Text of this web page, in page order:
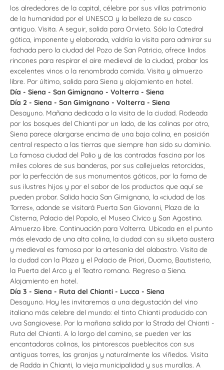
los alrededores de la capital, célebre por sus villas patrimonio
de la humanidad por el UNESCO y la belleza de su casco
antiguo. Visita. A seguir, salida para Orvieto. Sólo la Catedral
gótica, imponente y elaborada, valdría la visita para admirar su
fachada pero la ciudad del Pozo de San Patricio, ofrece lindos
rincones para respirar el aire medieval de la ciudad, probar los
excelentes vinos o la renombrada comida. Visita y almuerzo
libre. Por último, salida para Siena y alojamiento en hotel.
Día - Siena - San Gimignano - Volterra - Siena
Día 2 - Siena - San Gimignano - Volterra - Siena
Desayuno. Mañana dedicada a la visita de la ciudad. Rodeada
por los bosques del Chianti por un lado, de las colinas por otro,
Siena parece alargarse encima de una baja colina, en posición
central respecto a las tierras que siempre han sido su dominio.
La famosa ciudad del Palio y de las contradas fascina por los
miles colores de sus banderas, por sus callejuelas retorcidas,
por la perfección de sus monumentos góticos, por la fama de
sus ilustres hijos y por el sabor de los productos que aquí se
pueden probar. Salida hacia San Gimignano, la «ciudad de las
Torres», adonde se visitará Puerta San Giovanni, Plaza de la
Cisterna, Palacio del Popolo, el Museo Cívico y San Agostino.
Almuerzo libre. Continuación para Volterra. Ubicada en el punto
más elevado de una alta colina, la ciudad con su silueta austera
y medieval es famosa por la artesanía del alabastro. Visita de
la ciudad con la Plaza y el Palacio de Priori, Duomo, Bautisterio,
la Puerta del Arco y el Teatro romano. Regreso a Siena.
Alojamiento en hotel.
Día 3 - Siena - Ruta del Chianti - Lucca - Siena
Desayuno. Hoy les invitaremos a una degustación del vino
italiano más celebre del mundo: el tinto Chianti producido con
uva Sangiovese. Por la mañana salida por la Strada del Chianti -
Ruta del Chianti. A lo largo del camino, se pueden ver las
encantadoras colinas, los pintorescos pueblecitos con sus
antiguas torres, las granjas y naturalmente los viñedos. Visita
de Radda in Chianti, la vieja municipalidad y sus murallas. A